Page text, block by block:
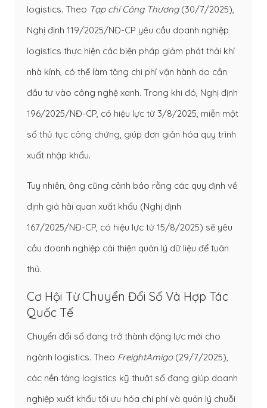
logistics. Theo Tạp chí Công Thương(30/7/2025),
Nghị định 119/2025/NĐ-CP yêu cầu doanh nghiệp
logistics thực hiện các biện pháp giảm phát thải khí
nhà kính, có thể làm tăng chi phí vận hành do cần
đầu tư vào công nghệ xanh. Trong khi đó, Nghị định
196/2025/NĐ-CP, có hiệu lực từ 3/8/2025, miễn một
số thủ tục công chứng, giúp đơn giản hóa quy trình
xuất nhập khẩu.
Tuy nhiên, ông cũng cảnh báo rằng các quy định về
định giá hải quan xuất khẩu (Nghị định
167/2025/NĐ-CP, có hiệu lực từ 15/8/2025) sẽ yêu
cầu doanh nghiệp cải thiện quản lý dữ liệu để tuân
thủ.
Cơ Hội Từ Chuyển Đổi Số Và Hợp Tác
Quốc Tế
Chuyển đổi số đang trở thành động lực mới cho
ngành logistics. Theo FreightAmigo(29/7/2025),
các nền tảng logistics kỹ thuật số đang giúp doanh
nghiệp xuất khẩu tối ưu hóa chi phí và quản lý chuỗi